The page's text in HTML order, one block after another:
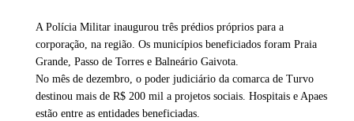
A Polícia Militar inaugurou três prédios próprios para a
corporação, na região. Os municípios beneficiados foram Praia
Grande, Passo de Torres e Balneário Gaivota.
No mês de dezembro, o poder judiciário da comarca de Turvo
destinou mais de R$ 200 mil a projetos sociais. Hospitais e Apaes
estão entre as entidades beneficiadas.